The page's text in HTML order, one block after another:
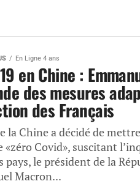
En Ligne 4 ans
en Chine :
des mesures
des Français
la Chine a décidé de
Covid», suscitant
pays, le président de la
Macron...